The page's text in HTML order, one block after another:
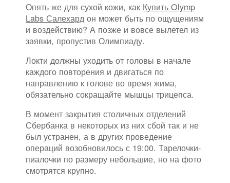
Опять же для сухой кожи, как Купить Olymp
Labs Салехард он может быть по ощущениям
и воздействию? А позже и вовсе вылетел из
заявки, пропустив Олимпиаду.
Локти должны уходить от головы в начале
каждого повторения и двигаться по
направлению к голове во время жима,
обязательно сокращайте мышцы трицепса.
В момент закрытия столичных отделений
Сбербанка в некоторых из них сбой так и не
был устранен, а в других проведение
операций возобновилось с 19:00. Тарелочки-
пиалочки по размеру небольшие, но на фото
смотрятся крупно.